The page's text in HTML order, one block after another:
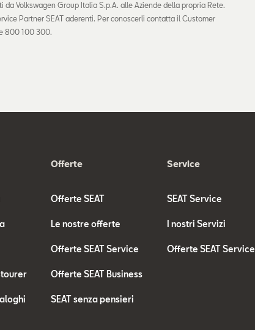
da Volkswagen Group Italia S.p.A. alle Aziende della propria Rete.
Partner SEAT aderenti. Per conoscerli contatta il Customer
800 100 300.
Offerte
Offerte SEAT
Le nostre offerte
Offerte SEAT Service
Offerte SEAT Business
SEAT senza pensieri
Service
SEAT Service
I nostri Servizi
Offerte SEAT Service